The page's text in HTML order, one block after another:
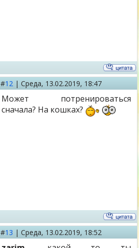
#12 | Среда, 13.02.2019, 18:47
Может потренироваться
сначала? На кошках?
#13 | Среда, 13.02.2019, 18:52